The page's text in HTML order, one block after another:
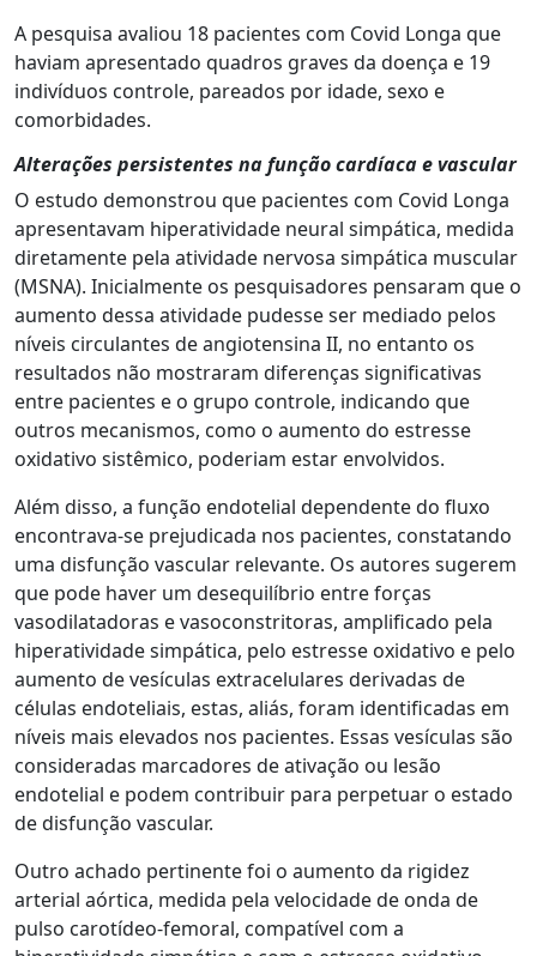
A pesquisa avaliou 18 pacientes com Covid Longa que
haviam apresentado quadros graves da doença e 19
indivíduos controle, pareados por idade, sexo e
comorbidades.
Alterações persistentes na função cardíaca e vascular
O estudo demonstrou que pacientes com Covid Longa
apresentavam hiperatividade neural simpática, medida
diretamente pela atividade nervosa simpática muscular
(MSNA). Inicialmente os pesquisadores pensaram que o
aumento dessa atividade pudesse ser mediado pelos
níveis circulantes de angiotensina II, no entanto os
resultados não mostraram diferenças significativas
entre pacientes e o grupo controle, indicando que
outros mecanismos, como o aumento do estresse
oxidativo sistêmico, poderiam estar envolvidos.
Além disso, a função endotelial dependente do fluxo
encontrava-se prejudicada nos pacientes, constatando
uma disfunção vascular relevante. Os autores sugerem
que pode haver um desequilíbrio entre forças
vasodilatadoras e vasoconstritoras, amplificado pela
hiperatividade simpática, pelo estresse oxidativo e pelo
aumento de vesículas extracelulares derivadas de
células endoteliais, estas, aliás, foram identificadas em
níveis mais elevados nos pacientes. Essas vesículas são
consideradas marcadores de ativação ou lesão
endotelial e podem contribuir para perpetuar o estado
de disfunção vascular.
Outro achado pertinente foi o aumento da rigidez
arterial aórtica, medida pela velocidade de onda de
pulso carotídeo-femoral, compatível com a